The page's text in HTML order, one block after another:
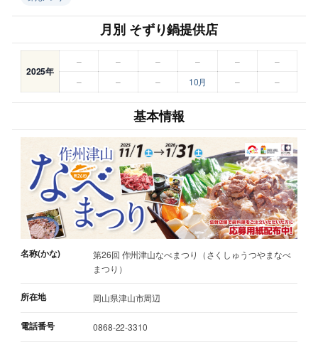
月別 そずり鍋提供店
2025年
– – – – –
–
–
– – 10月 – –
基本情報
名称(かな)
第26回 作州津山なべまつり（さくしゅうつやまなべ
まつり）
所在地 岡山県津山市周辺
電話番号 0868-22-3310